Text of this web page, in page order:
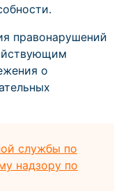
правонарушений
о
службы по
надзору по